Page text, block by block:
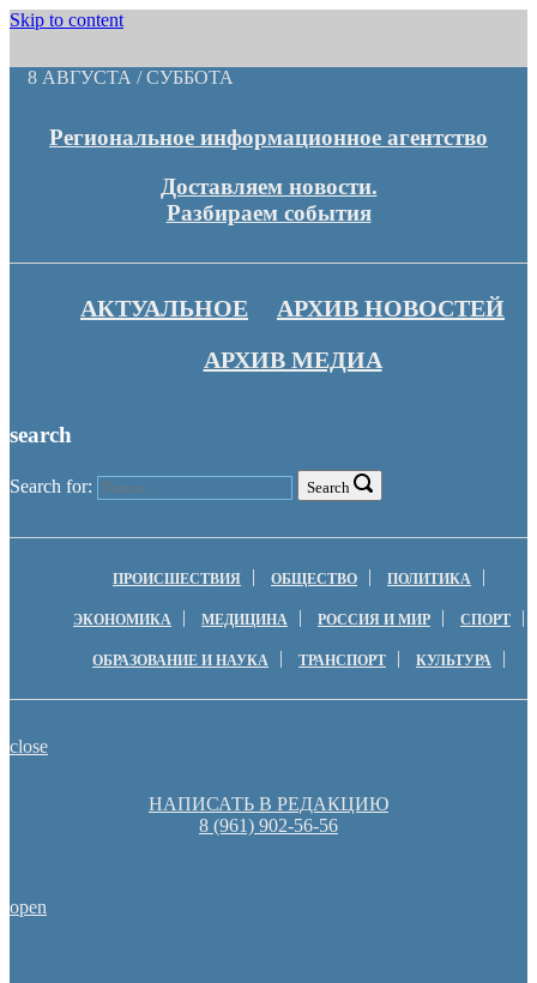
Skip to content
8 АВГУСТА / СУББОТА
Региональное информационное агентство
Доставляем новости.
Разбираем события
АКТУАЛЬНОЕ
АРХИВ НОВОСТЕЙ
АРХИВ МЕДИА
search
Search for: Search
ПРОИСШЕСТВИЯ ОБЩЕСТВО ПОЛИТИКА
ЭКОНОМИКА МЕДИЦИНА РОССИЯ И МИР СПОРТ
ОБРАЗОВАНИЕ И НАУКА ТРАНСПОРТ КУЛЬТУРА
close
НАПИСАТЬ В РЕДАКЦИЮ
8 (961) 902-56-56
open